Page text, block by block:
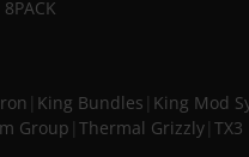
8PACK
King Bundles King Mod
Group Thermal Grizzly TX3